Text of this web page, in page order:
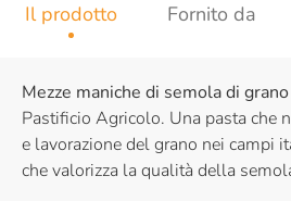
Il prodotto Fornito da
Mezze maniche di semola di
Pastificio Agricolo. Una pasta che
e lavorazione del grano nei campi
che valorizza la qualità della